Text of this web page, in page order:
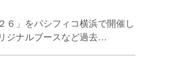
」をパシフィコ横浜で開催し
ジナルブースなど過去…